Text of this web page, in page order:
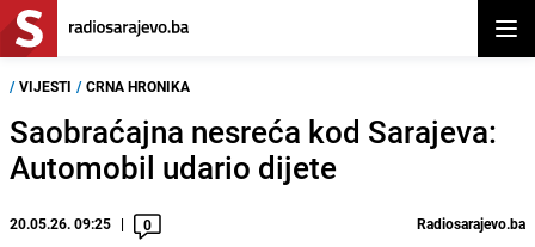
/ VIJESTI / CRNA HRONIKA
Saobraćajna nesreća kod Sarajeva:
Automobil udario dijete
20.05.26. 09:25 0 Radiosarajevo.ba